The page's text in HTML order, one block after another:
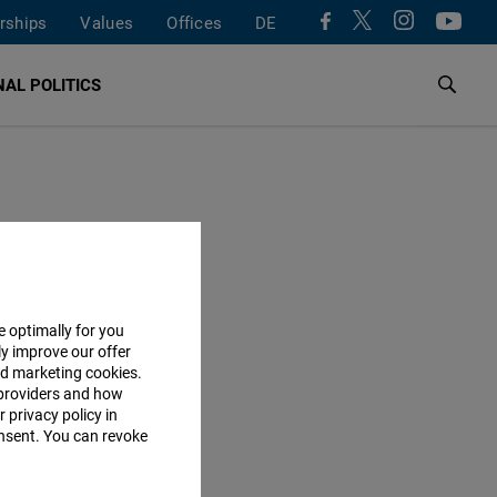
Values Offices DE
POLITICS
optimally for you
improve our offer
marketing cookies.
and how
privacy policy in
You can revoke